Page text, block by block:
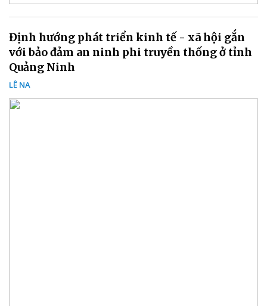
Định hướng phát triển kinh tế - xã hội gắn
với bảo đảm an ninh phi truyền thống ở tỉnh
Quảng Ninh
LÊ NA